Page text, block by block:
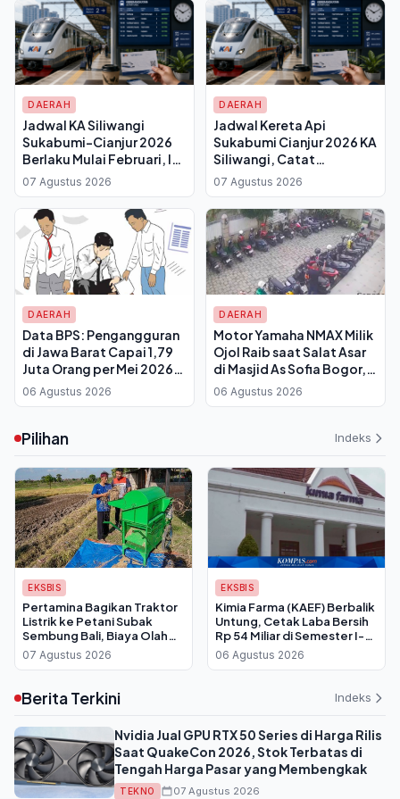
DAERAH
Jadwal KA Siliwangi
Sukabumi-Cianjur 2026
Berlaku Mulai Februari, Ini
Waktu Keberangkatan
dan Tiketnya
07 Agustus 2026
DAERAH
Jadwal Kereta Api
Sukabumi Cianjur 2026 KA
Siliwangi, Catat
Perubahan Waktu
Berangkat dari Stasiun
07 Agustus 2026
DAERAH
Data BPS: Pengangguran
di Jawa Barat Capai 1,79
Juta Orang per Mei 2026,
TPT Turun Tipis
06 Agustus 2026
DAERAH
Motor Yamaha NMAX Milik
Ojol Raib saat Salat Asar
di Masjid As Sofia Bogor,
Terekam CCTV
06 Agustus 2026
Pilihan Indeks
EKSBIS
Pertamina Bagikan Traktor
Listrik ke Petani Subak
Sembung Bali, Biaya Olah
Lahan Dipangkas Drastis
07 Agustus 2026
EKSBIS
Kimia Farma (KAEF) Berbalik
Untung, Cetak Laba Bersih
Rp 54 Miliar di Semester I-
2026
06 Agustus 2026
Berita Terkini Indeks
Nvidia Jual GPU RTX 50 Series di Harga Rilis
Saat QuakeCon 2026, Stok Terbatas di
Tengah Harga Pasar yang Membengkak
TEKNO 07 Agustus 2026